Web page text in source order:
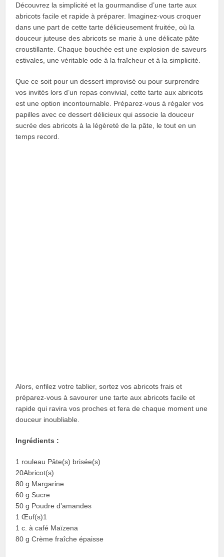
Découvrez la simplicité et la gourmandise d’une tarte aux
abricots facile et rapide à préparer. Imaginez-vous croquer
dans une part de cette tarte délicieusement fruitée, où la
douceur juteuse des abricots se marie à une délicate pâte
croustillante. Chaque bouchée est une explosion de saveurs
estivales, une véritable ode à la fraîcheur et à la simplicité.
Que ce soit pour un dessert improvisé ou pour surprendre
vos invités lors d’un repas convivial, cette tarte aux abricots
est une option incontournable. Préparez-vous à régaler vos
papilles avec ce dessert délicieux qui associe la douceur
sucrée des abricots à la légèreté de la pâte, le tout en un
temps record.
Alors, enfilez votre tablier, sortez vos abricots frais et
préparez-vous à savourer une tarte aux abricots facile et
rapide qui ravira vos proches et fera de chaque moment une
douceur inoubliable.
Ingrédients :
1 rouleau Pâte(s) brisée(s)
20Abricot(s)
80 g Margarine
60 g Sucre
50 g Poudre d’amandes
1 Œuf(s)1
1 c. à café Maïzena
80 g Crème fraîche épaisse